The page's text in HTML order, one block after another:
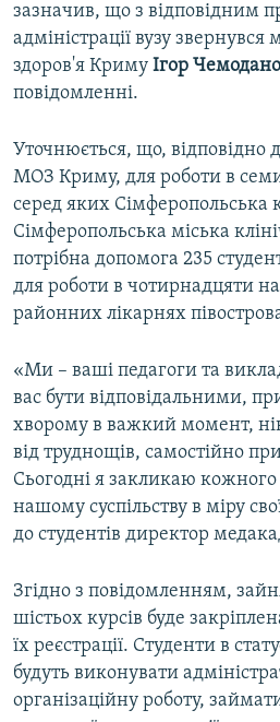
зазначив, що з відповідним
адміністрації вузу звернувся
здоров'я Криму Ігор
повідомленні.
Уточнюється, що, відповідно
МОЗ Криму, для роботи в
серед яких Сімферопольська
Сімферопольська міська
потрібна допомога 235
для роботи в чотирнадцяти
районних лікарнях
«Ми – ваші педагоги та
вас бути відповідальними,
хворому в важкий момент,
від труднощів, самостійно
Сьогодні я закликаю кожного
нашому суспільству в міру
до студентів директор
Згідно з повідомленням,
шістьох курсів буде
їх реєстрації. Студенти в
будуть виконувати
організаційну роботу,